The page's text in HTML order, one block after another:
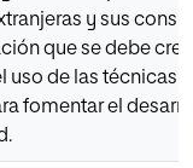
y sus
que se debe
uso de las técnicas
fomentar el